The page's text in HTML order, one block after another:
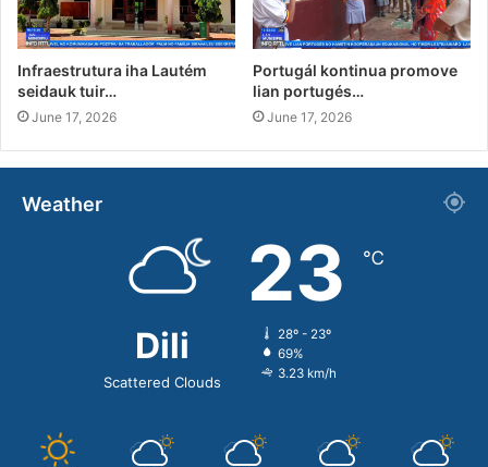
Infraestrutura iha Lautém
seidauk tuir…
June 17, 2026
Portugál kontinua promove
lian portugés…
June 17, 2026
Weather
Dili
Scattered Clouds
23 ℃
28º - 23º
69%
3.23 km/h